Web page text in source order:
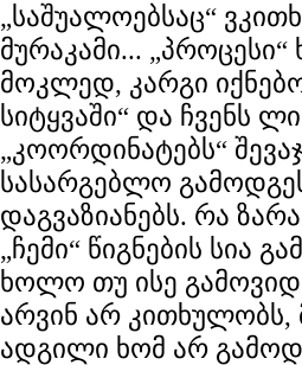
„საშუალოებსაც“
მურაკამი... „პროცესი“
მოკლედ, კარგი
სიტყვაში“ და ჩვენს
„კოორდინატებს“
სასარგებლო
დაგვაზიანებს. რა
„ჩემი“ წიგნების სია
ხოლო თუ ისე
არვინ არ კითხულობს,
ადგილი ხომ არ